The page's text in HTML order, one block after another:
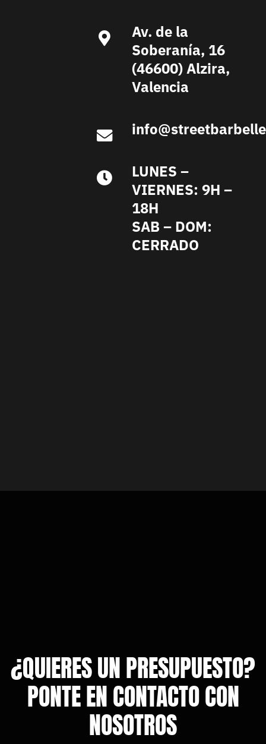
Av. de la
Soberanía, 16
(46600) Alzira,
Valencia
LUNES –
VIERNES: 9H –
18H
SAB – DOM:
CERRADO
¿QUIERES UN PRESUPUESTO?
PONTE EN CONTACTO CON
NOSOTROS